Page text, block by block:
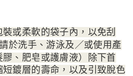
或柔軟的袋子內，以免刮
於洗手、游泳及／或使用產
、肥皂或護膚液）除下首
鍍層的壽命，以及引致脫色